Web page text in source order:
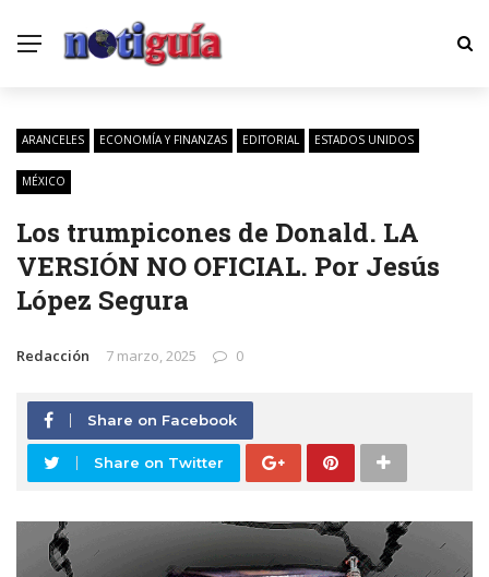
ARANCELES ECONOMÍA Y FINANZAS EDITORIAL ESTADOS UNIDOS
MÉXICO
Los trumpicones de Donald. LA
VERSIÓN NO OFICIAL. Por Jesús
López Segura
Redacción 7 marzo, 2025 0
Share on Facebook
Share on Twitter